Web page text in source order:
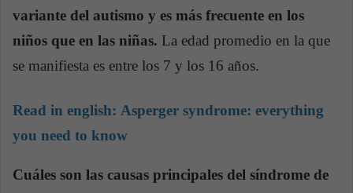
variante del autismo y es más frecuente en los
niños que en las niñas. La edad promedio en la que
se manifiesta es entre los 7 y los 16 años.
Read in english: Asperger syndrome: everything
you need to know
Cuáles son las causas principales del síndrome de